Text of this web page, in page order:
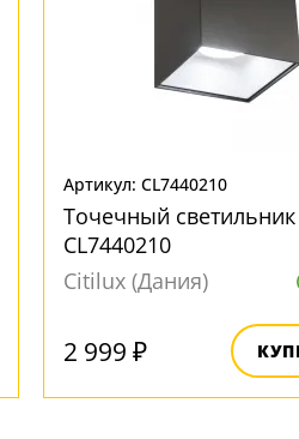
Артикул: CL7440210
Точечный светильник
CL7440210
Citilux (Дания)
2 999 ₽